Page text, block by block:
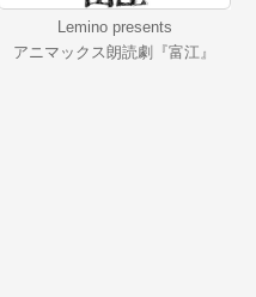
Lemino presents
アニマックス朗読劇『富江』